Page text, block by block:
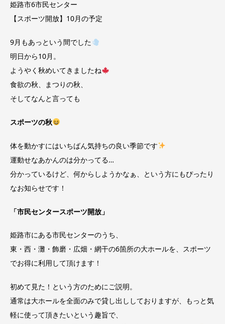
姫路市6市民センター
【スポーツ開放】10月の予定
9月もあっという間でした
明日から10月。
ようやく秋めいてきましたね
食欲の秋、まつりの秋、
そしてなんと言っても
スポーツの秋
体を動かすにはいちばん気持ちの良い季節です
運動せなあかんのは分かってる…
分かっているけど、何からしようかなぁ、という方にもぴったり
なお知らせです！
「市民センタースポーツ開放」
姫路市にある市民センターのうち、
東・西・灘・飾磨・広畑・網干の6箇所の大ホールを、スポーツ
でお得に利用して頂けます！
初めて見た！という方のためにご説明。
通常は大ホールを全面のみで貸し出ししておりますが、もっと気
軽に使って頂きたいという趣旨で、